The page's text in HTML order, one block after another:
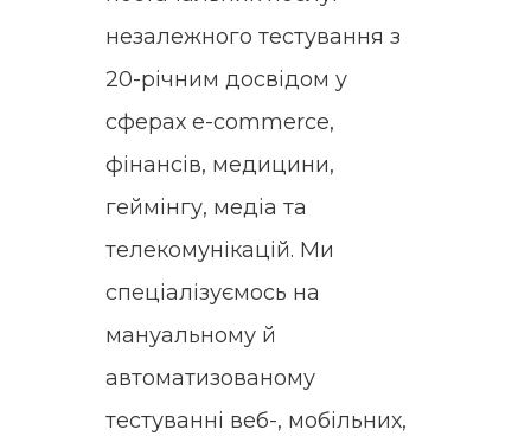
незалежного тестування з
20-річним досвідом у
сферах e-commerce,
фінансів, медицини,
геймінгу, медіа та
телекомунікацій. Ми
спеціалізуємось на
мануальному й
автоматизованому
тестуванні веб-, мобільних,